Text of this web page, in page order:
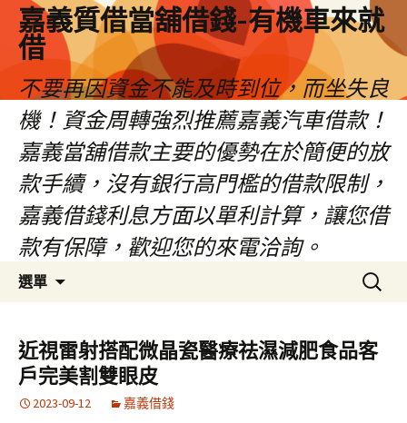
嘉義質借當舖借錢-有機車來就
借
不要再因資金不能及時到位，而坐失良
機！資金周轉強烈推薦嘉義汽車借款！
嘉義當舖借款主要的優勢在於簡便的放
款手續，沒有銀行高門檻的借款限制，
嘉義借錢利息方面以單利計算，讓您借
款有保障，歡迎您的來電洽詢。
選單
容
區
搜
尋
鍵
字:
近視雷射搭配微晶瓷醫療祛濕減肥食品客
戶完美割雙眼皮
2023-09-12 嘉義借錢